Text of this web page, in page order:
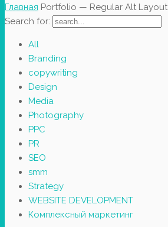
Главная Portfolio — Regular Alt Layout
Search for:
All
Branding
copywriting
Design
Media
Photography
PPC
PR
SEO
smm
Strategy
WEBSITE DEVELOPMENT
Комплексный маркетинг